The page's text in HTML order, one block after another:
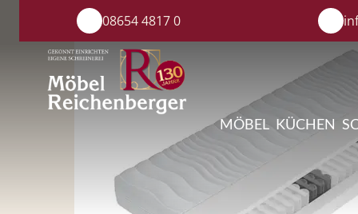
08654 4817 0
MÖBEL KÜCHEN